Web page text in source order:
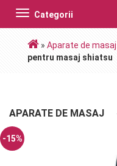
Categorii
Toggle
navigation
» Aparate de masaj
pentru masaj shiatsu
APARATE DE MASAJ
-15%